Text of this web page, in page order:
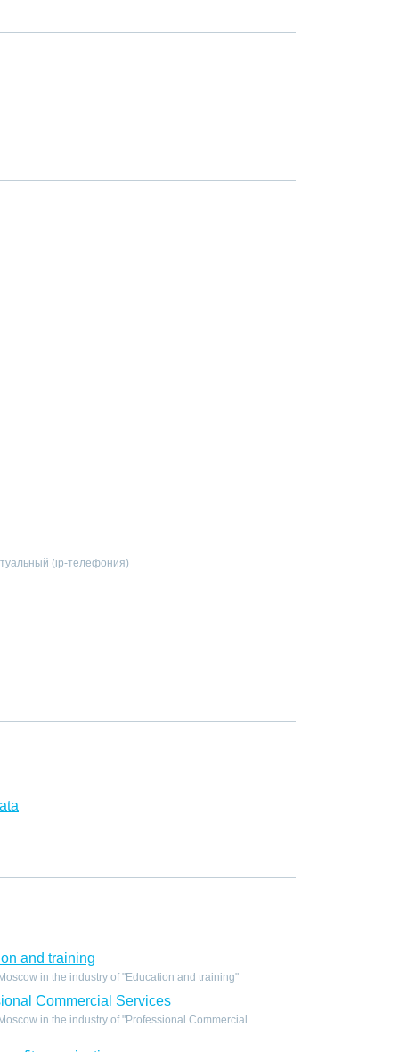
(ip-телефония)
and training
in the industry of "Education and training"
Commercial Services
in the industry of "Professional Commercial